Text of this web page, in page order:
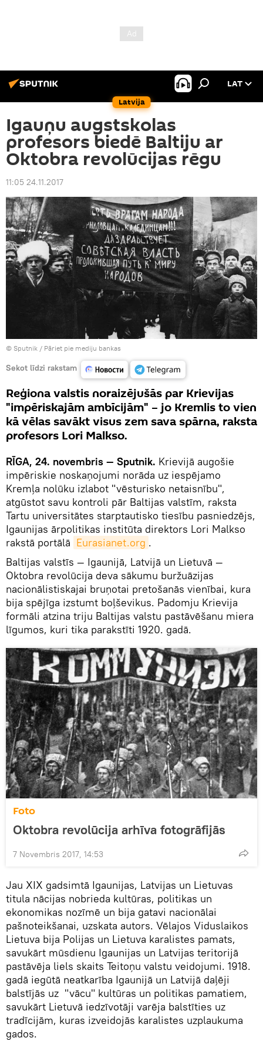
Latvija
LAT
Igauņu augstskolas
profesors biedē Baltiju ar
Oktobra revolūcijas rēgu
11:05 24.11.2017
© Sputnik / Pāriet pie mediju bankas
Sekot līdzi rakstam
Reģiona valstis noraizējušās par Krievijas
"impēriskajām ambīcijām" – jo Kremlis to vien
kā vēlas savākt visus zem sava spārna, raksta
profesors Lori Malkso.
RĪGA, 24. novembris — Sputnik. Krievijā augošie
impēriskie noskaņojumi norāda uz iespējamo
Kremļa nolūku izlabot "vēsturisko netaisnību",
atgūstot savu kontroli pār Baltijas valstīm, raksta
Tartu universitātes starptautisko tiesību pasniedzējs,
Igaunijas ārpolitikas institūta direktors Lori Malkso
rakstā portālā Eurasianet.org .
Baltijas valstīs — Igaunijā, Latvijā un Lietuvā —
Oktobra revolūcija deva sākumu buržuāzijas
nacionālistiskajai bruņotai pretošanās vienībai, kura
bija spējīga izstumt boļševikus. Padomju Krievija
formāli atzina triju Baltijas valstu pastāvēšanu miera
līgumos, kuri tika parakstīti 1920. gadā.
Foto
Oktobra revolūcija arhīva fotogrāfijās
7 Novembris 2017, 14:53
Jau XIX gadsimtā Igaunijas, Latvijas un Lietuvas
titula nācijas nobrieda kultūras, politikas un
ekonomikas nozīmē un bija gatavi nacionālai
pašnoteikšanai, uzskata autors. Vēlajos Viduslaikos
Lietuva bija Polijas un Lietuva karalistes pamats,
savukārt mūsdienu Igaunijas un Latvijas teritorijā
pastāvēja liels skaits Teitoņu valstu veidojumi. 1918.
gadā iegūtā neatkarība Igaunijā un Latvijā daļēji
balstījās uz "vācu" kultūras un politikas pamatiem,
savukārt Lietuvā iedzīvotāji varēja balstīties uz
tradīcijām, kuras izveidojās karalistes uzplaukuma
gados.